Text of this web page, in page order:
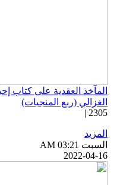
المآخذ العقدية على كتاب
الغزالي (ربع المنجيات)
2305 |
المزيد
السبت AM 03:21
2022-04-16